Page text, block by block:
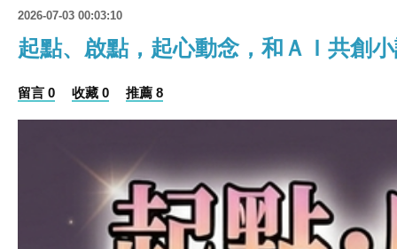
2026-07-03 00:03:10
起點、啟點，起心動念，和ＡＩ共創
留言 0 收藏 0 推薦 8